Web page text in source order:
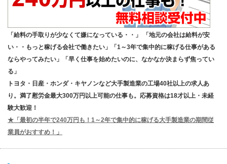
「給料の手取りが少なくて嫌になっている・・」 「地元の会社は給料が安
い・・もっと稼げる会社で働きたい」「1～3年で集中的に稼げる仕事がある
ならやってみたい」「早く仕事を始めたいのに、なかなか決まらず焦ってい
る」
トヨタ・日産・ホンダ・キヤノンなど大手製造業の工場40社以上の求人あ
り。満了慰労金最大300万円以上可能の仕事も。応募資格は18才以上・未経
験大歓迎！
★「最初の半年で240万円も！1～2年で集中的に稼げる大手製造業の期間従
業員がおすすめ！」